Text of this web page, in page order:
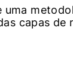
uma
capas de